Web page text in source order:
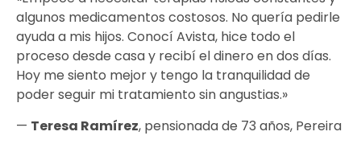
algunos medicamentos costosos. No quería pedirle
ayuda a mis hijos. Conocí Avista, hice todo el
proceso desde casa y recibí el dinero en dos días.
Hoy me siento mejor y tengo la tranquilidad de
poder seguir mi tratamiento sin angustias.»
— Teresa Ramírez, pensionada de 73 años, Pereira